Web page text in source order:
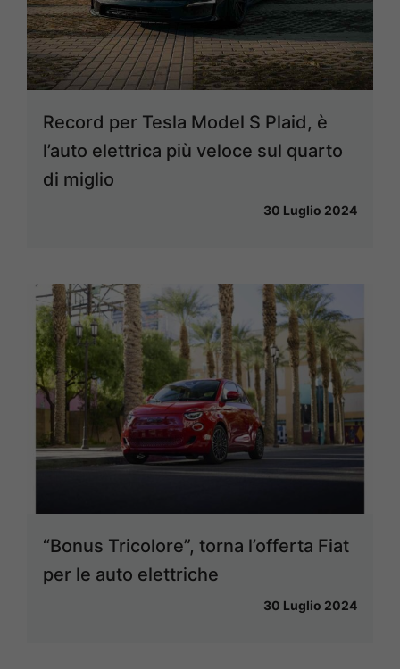
Record per Tesla Model S Plaid, è
l’auto elettrica più veloce sul quarto
di miglio
30 Luglio 2024
“Bonus Tricolore”, torna l’offerta Fiat
per le auto elettriche
30 Luglio 2024